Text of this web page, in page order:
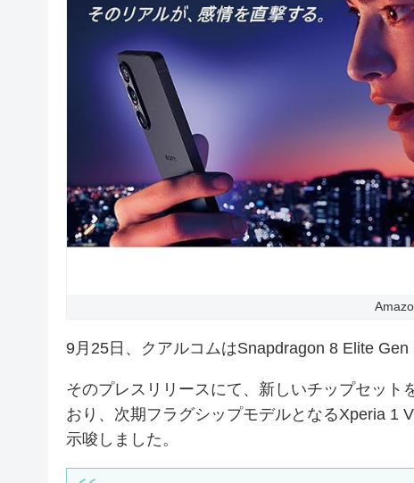
9月25日、クアルコムはSnapdragon 8 Elite Gen
そのプレスリリースにて、新しいチップセット
おり、次期フラグシップモデルとなるXperia 1
示唆しました。